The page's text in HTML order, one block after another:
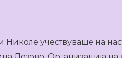
учествуваше на